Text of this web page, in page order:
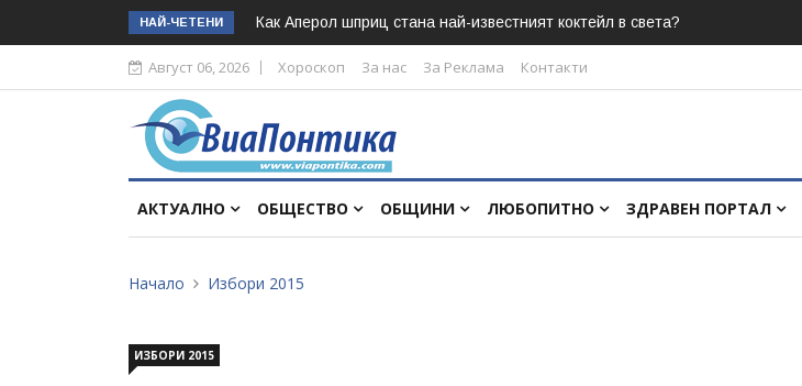
НАЙ-ЧЕТЕНИ Как Аперол шприц стана най-известният коктейл в света?
Август 06, 2026 Хороскоп За нас За Реклама Контакти
АКТУАЛНО ОБЩЕСТВО ОБЩИНИ ЛЮБОПИТНО ЗДРАВЕН ПОРТАЛ
Начало Избори 2015
ИЗБОРИ 2015